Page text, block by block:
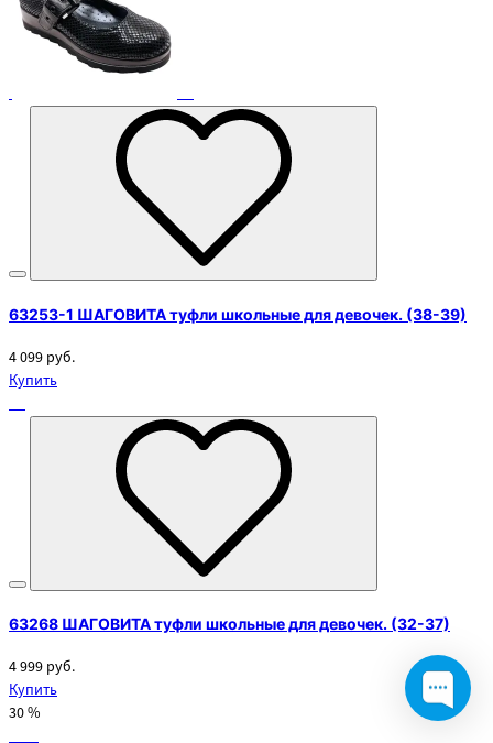
63253-1 ШАГОВИТА туфли школьные для девочек. (38-39)
4 099 руб.
Купить
63268 ШАГОВИТА туфли школьные для девочек. (32-37)
4 999 руб.
Купить
30 %